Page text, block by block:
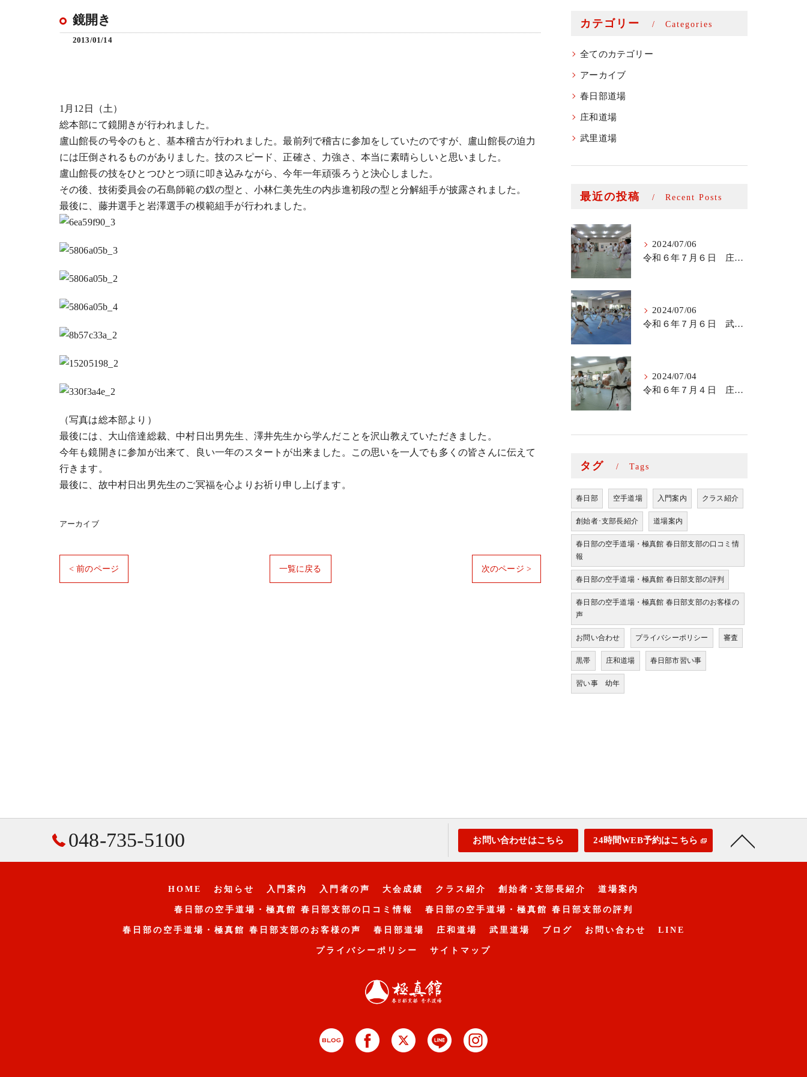
鏡開き
2013/01/14
1月12日（土）
総本部にて鏡開きが行われました。
盧山館長の号令のもと、基本稽古が行われました。最前列で稽古に参加をしていたのですが、盧山館長の迫力
には圧倒されるものがありました。技のスピード、正確さ、力強さ、本当に素晴らしいと思いました。
盧山館長の技をひとつひとつ頭に叩き込みながら、今年一年頑張ろうと決心しました。
その後、技術委員会の石島師範の釵の型と、小林仁美先生の内歩進初段の型と分解組手が披露されました。
最後に、藤井選手と岩澤選手の模範組手が行われました。
（写真は総本部より）
最後には、大山倍達総裁、中村日出男先生、澤井先生から学んだことを沢山教えていただきました。
今年も鏡開きに参加が出来て、良い一年のスタートが出来ました。この思いを一人でも多くの皆さんに伝えて
行きます。
最後に、故中村日出男先生のご冥福を心よりお祈り申し上げます。
アーカイブ
< 前のページ 一覧に戻る 次のページ >
カテゴリー Categories
全てのカテゴリー
アーカイブ
春日部道場
庄和道場
武里道場
最近の投稿 Recent Posts
2024/07/06
令和６年７月６日 庄和道場少年部
2024/07/06
令和６年７月６日 武里道場少年部
2024/07/04
令和６年７月４日 庄和道場の稽古
タグ Tags
春日部 空手道場 入門案内 クラス紹介
創始者･支部長紹介 道場案内
春日部の空手道場・極真館 春日部支部の口コミ情
報
春日部の空手道場・極真館 春日部支部の評判
春日部の空手道場・極真館 春日部支部のお客様の
声
お問い合わせ プライバシーポリシー 審査
黒帯 庄和道場 春日部市習い事
習い事 幼年
048-735-5100 お問い合わせはこちら 24時間WEB予約はこちら
HOME お知らせ 入門案内 入門者の声 大会成績 クラス紹介 創始者･支部長紹介 道場案内
春日部の空手道場・極真館 春日部支部の口コミ情報 春日部の空手道場・極真館 春日部支部の評判
春日部の空手道場・極真館 春日部支部のお客様の声 春日部道場 庄和道場 武里道場 ブログ お問い合わせ LINE
プライバシーポリシー サイトマップ